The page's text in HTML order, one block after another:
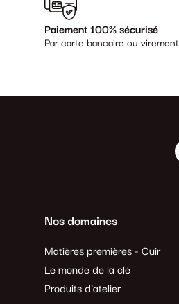
Paiement 100% sécurisé
Par carte bancaire ou virement
Nos domaines
Matières premières - Cuir
Le monde de la clé
Produits d'atelier